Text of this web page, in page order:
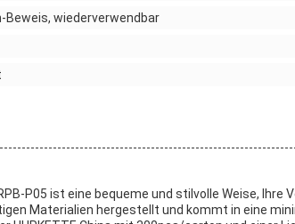
Beweis, wiederverwendbar
P05 ist eine bequeme und stilvolle Weise, Ihre
Materialien hergestellt und kommt in eine